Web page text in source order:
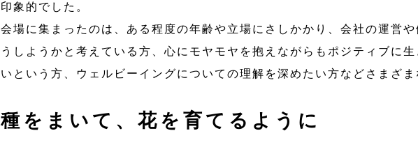
印象的でした。
会場に集まったのは、ある程度の年齢や立場にさしかかり、会社の運営
うしようかと考えている方、心にモヤモヤを抱えながらもポジティブに
いという方、ウェルビーイングについての理解を深めたい方などさまざま
種をまいて、花を育てるように